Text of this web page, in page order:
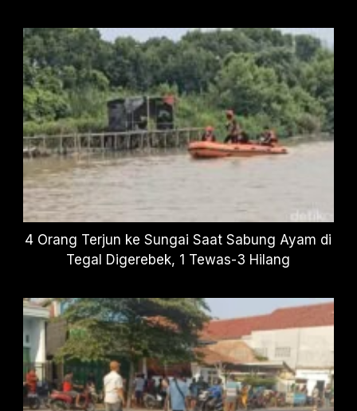
4 Orang Terjun ke Sungai Saat Sabung Ayam di
Tegal Digerebek, 1 Tewas-3 Hilang